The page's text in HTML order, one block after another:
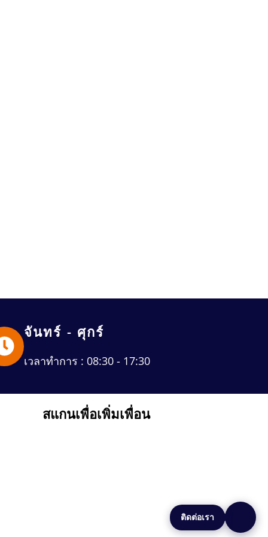
จันทร์ - ศุกร์
เวลาทำการ : 08:30 - 17:30
สแกนเพื่อเพิ่มเพื่อน
ติดต่อเรา